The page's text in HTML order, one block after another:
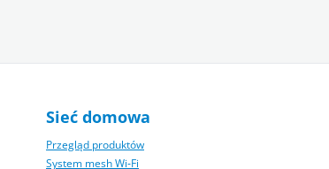
Sieć domowa
Przegląd produktów
System mesh Wi‑Fi